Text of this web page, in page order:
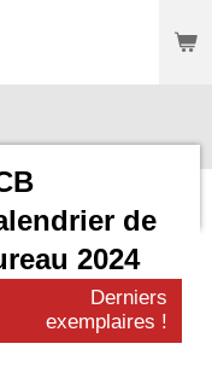
de
2024
Derniers
exemplaires !